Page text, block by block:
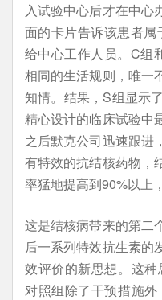
入试验中心后才在中心
面的卡片告诉该患者
给中心工作人员。C组
相同的生活规则，唯一
知情。结果，S组显示
精心设计的临床试验中
之后默克公司迅速跟进
有特效的抗结核药物，
率猛地提高到90%以上
这是结核病带来的第二
后一系列特效抗生素的
效评价的新思想。这
对照组除了干预措施外